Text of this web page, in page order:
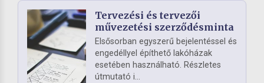
Tervezési és tervezői
művezetési szerződésminta
Elsősorban egyszerű bejelentéssel és
engedéllyel építhető lakóházak
esetében használható. Részletes
útmutató i...